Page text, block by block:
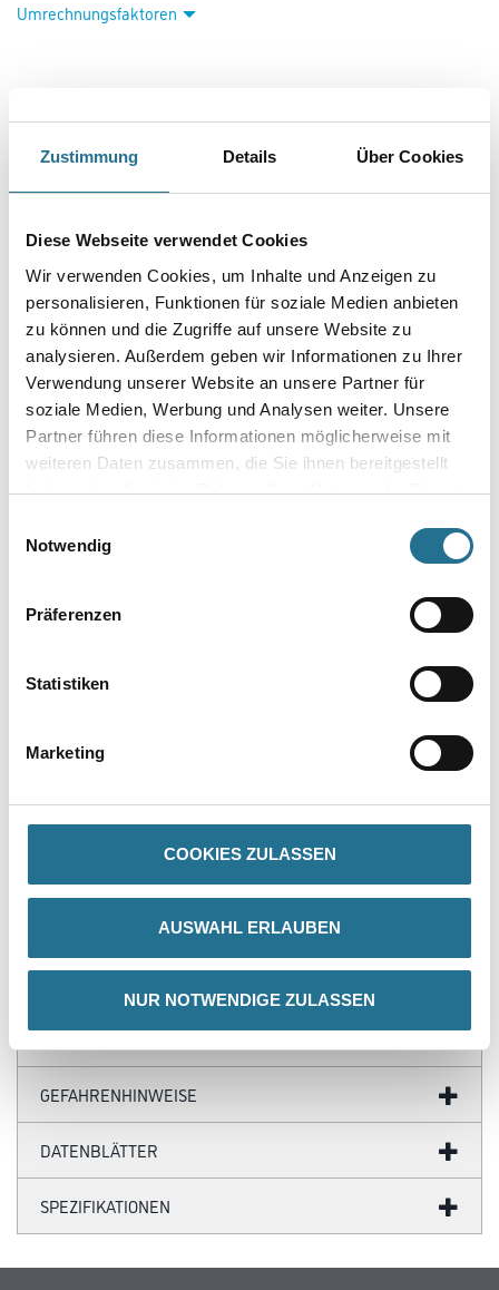
Zustimmung Details Über Cookies
Diese Webseite verwendet Cookies
Wir verwenden Cookies, um Inhalte und Anzeigen zu
personalisieren, Funktionen für soziale Medien anbieten
zu können und die Zugriffe auf unsere Website zu
analysieren. Außerdem geben wir Informationen zu Ihrer
Verwendung unserer Website an unsere Partner für
soziale Medien, Werbung und Analysen weiter. Unsere
Partner führen diese Informationen möglicherweise mit
weiteren Daten zusammen, die Sie ihnen bereitgestellt
haben oder die sie im Rahmen Ihrer Nutzung der Dienste
Notwendig
Präferenzen
Statistiken
Marketing
COOKIES ZULASSEN
AUSWAHL ERLAUBEN
NUR NOTWENDIGE ZULASSEN
Umrechnungsfaktoren
VIELLEICHT GEFÄLLT IHNEN AUCH...
Orac Decofix Pro FDP 500
und Decke innen
3009-000374
Orac Decofix Ultra FX 400
Bitte einloggen, um Preise zu
- Überragende Qualität
GEFAHRENHINWEISE
DATENBLÄTTER
SPEZIFIKATIONEN